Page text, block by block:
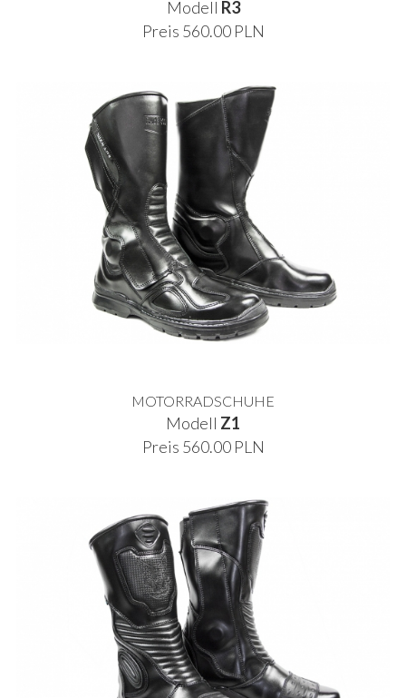
Modell R3
Preis 560.00 PLN
MOTORRADSCHUHE
Modell Z1
Preis 560.00 PLN